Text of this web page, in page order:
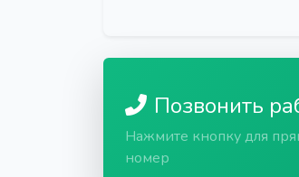
Позвонить
Нажмите кнопку для
номер